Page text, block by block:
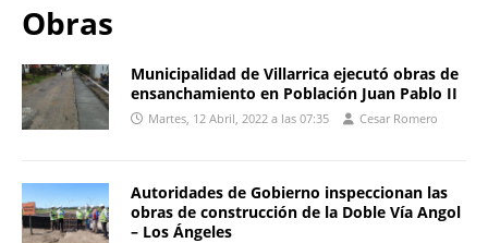
Obras
Municipalidad de Villarrica ejecutó obras de
ensanchamiento en Población Juan Pablo II
Martes, 12 Abril, 2022 a las 07:35 Cesar Romero
Autoridades de Gobierno inspeccionan las
obras de construcción de la Doble Vía Angol
– Los Ángeles